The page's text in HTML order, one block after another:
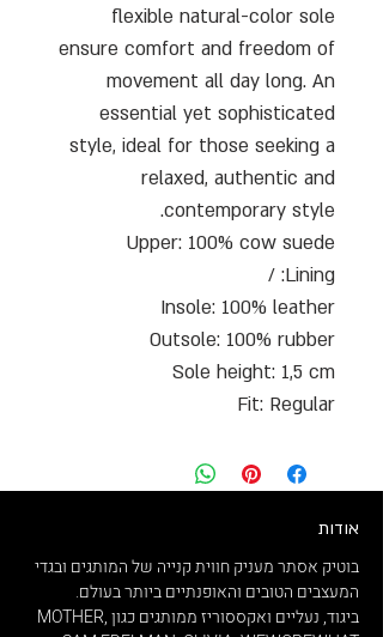
flexible natural-color sole
ensure comfort and freedom of
movement all day long. An
essential yet sophisticated
style, ideal for those seeking a
relaxed, authentic and
contemporary style.
Upper: 100% cow suede
Lining: /
Insole: 100% leather
Outsole: 100% rubber
Sole height: 1,5 cm
Fit: Regular
אודות
בוטיק אסתר מעניק חווית קנייה של המותגים ובגדי
המעצבים הטובים והאופנתיים ביותר בעולם.
ביגוד, נעליים ואקססוריז ממותגים כגון MOTHER,